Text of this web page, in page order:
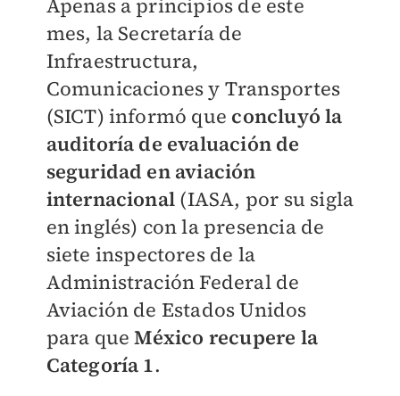
Apenas a principios de este
mes, la Secretaría de
Infraestructura,
Comunicaciones y Transportes
(SICT) informó que concluyó la
auditoría de evaluación de
seguridad en aviación
internacional (IASA, por su sigla
en inglés) con la presencia de
siete inspectores de la
Administración Federal de
Aviación de Estados Unidos
para queMéxico recupere la
Categoría 1.